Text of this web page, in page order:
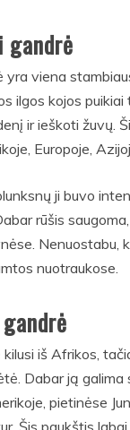
yra viena
ilgos kojos
ir ieškoti žuvų.
Europoje,
ji buvo
rūšis
Nenuostabu,
nuotraukose.
iš Afrikos,
Dabar ją galima
pietinėse
Šis paukštis